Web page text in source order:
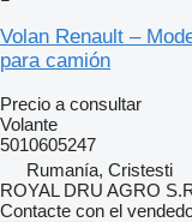
Volan Renault –
para camión
Precio a consultar
Volante
5010605247
Rumanía, Cristesti
ROYAL DRU AGRO
Contacte con el